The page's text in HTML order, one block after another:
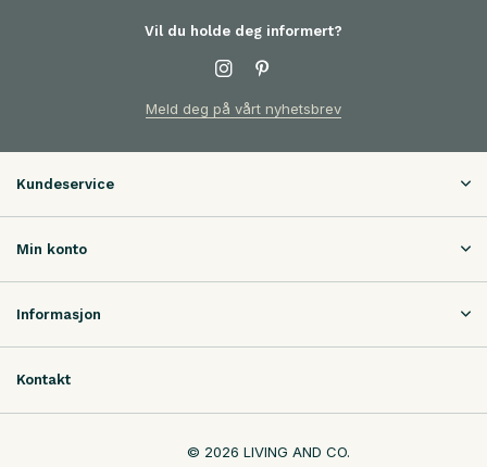
Vil du holde deg informert?
Meld deg på vårt nyhetsbrev
Kundeservice
Min konto
Informasjon
Kontakt
© 2026 LIVING AND CO.